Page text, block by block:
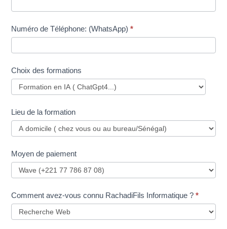
Numéro de Téléphone: (WhatsApp)*
Choix des formations
Lieu de la formation
Moyen de paiement
Comment avez-vous connu RachadiFils Informatique ?*